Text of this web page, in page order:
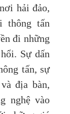
hải đảo,
thông tấn
đi những
Sự dấn
tấn, sự
địa bàn,
nghệ vào